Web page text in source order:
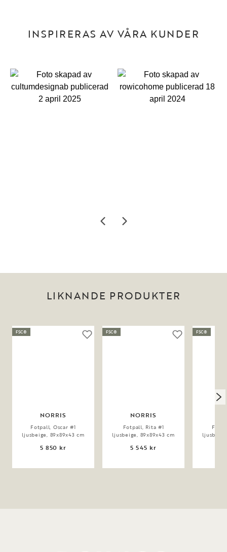
INSPIRERAS AV VÅRA KUNDER
LIKNANDE PRODUKTER
NORRIS
Fotpall, Oscar #1
ljusbeige, 89x89x43 cm
5 850 kr
FSC®
NORRIS
Fotpall, Rita #1
ljusbeige, 89x89x43 cm
5 545 kr
FSC® FSC®